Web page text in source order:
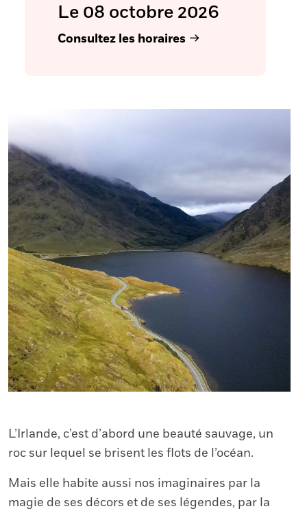
Le 08 octobre 2026
Consultez les horaires
L’Irlande, c’est d’abord une beauté sauvage, un
roc sur lequel se brisent les flots de l’océan.
Mais elle habite aussi nos imaginaires par la
magie de ses décors et de ses légendes, par la